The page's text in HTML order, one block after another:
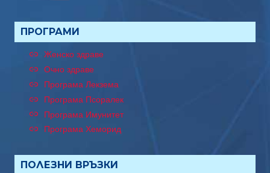
ПРОГРАМИ
Женско здраве
Очно здраве
Програма Лекзема
Програма Псоралек
Програма Имунитет
Програма Хеморид
ПОЛЕЗНИ ВРЪЗКИ